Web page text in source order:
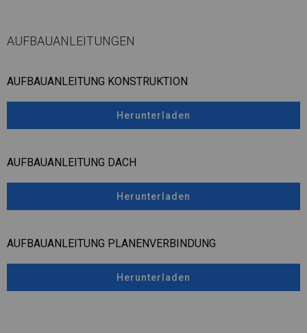
AUFBAUANLEITUNGEN
AUFBAUANLEITUNG KONSTRUKTION
Herunterladen
AUFBAUANLEITUNG DACH
Herunterladen
AUFBAUANLEITUNG PLANENVERBINDUNG
Herunterladen